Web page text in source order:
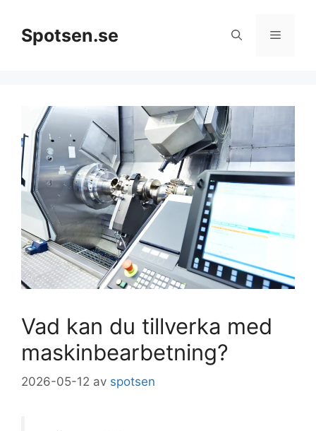
innehållSpotsen.se Meny
Vad kan du tillverka med
maskinbearbetning?
2026-05-12 av spotsen